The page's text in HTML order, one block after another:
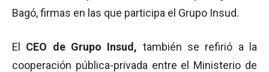
Bagó, firmas en las que participa el Grupo Insud.
El CEO de Grupo Insud, también se refirió a la
cooperación pública-privada entre el Ministerio de